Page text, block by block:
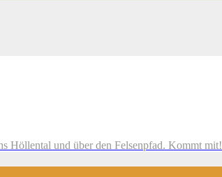
Höllental und über den Felsenpfad. Kommt mit!